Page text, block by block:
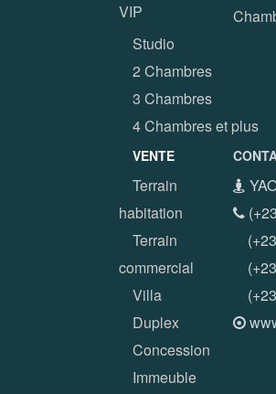
VIP
Studio
2 Chambres
3 Chambres
4 Chambres et plus
VENTE
Terrain
habitation
Terrain
commercial
Villa
Duplex
Concession
Immeuble